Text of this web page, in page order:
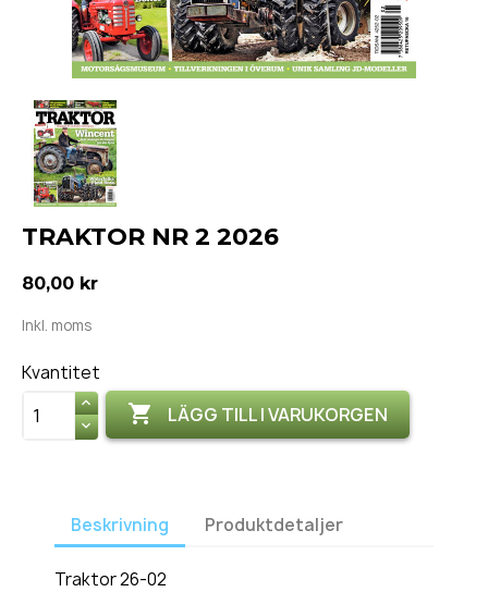
TRAKTOR NR 2 2026
80,00 kr
Inkl. moms
Kvantitet
 LÄGG TILL I VARUKORGEN
Beskrivning Produktdetaljer
Traktor 26-02